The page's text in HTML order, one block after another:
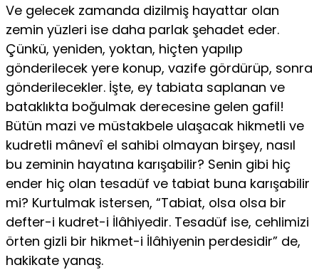
Ve gelecek zamanda dizilmiş hayattar olan
zemin yüzleri ise daha parlak şehadet eder.
Çünkü, yeniden, yoktan, hiçten yapılıp
gönderilecek yere konup, vazife gördürüp, sonra
gönderilecekler. İşte, ey tabiata saplanan ve
bataklıkta boğulmak derecesine gelen gafil!
Bütün mazi ve müstakbele ulaşacak hikmetli ve
kudretli mânevî el sahibi olmayan birşey, nasıl
bu zeminin hayatına karışabilir? Senin gibi hiç
ender hiç olan tesadüf ve tabiat buna karışabilir
mi? Kurtulmak istersen, “Tabiat, olsa olsa bir
defter-i kudret-i İlâhiyedir. Tesadüf ise, cehlimizi
örten gizli bir hikmet-i İlâhiyenin perdesidir” de,
hakikate yanaş.